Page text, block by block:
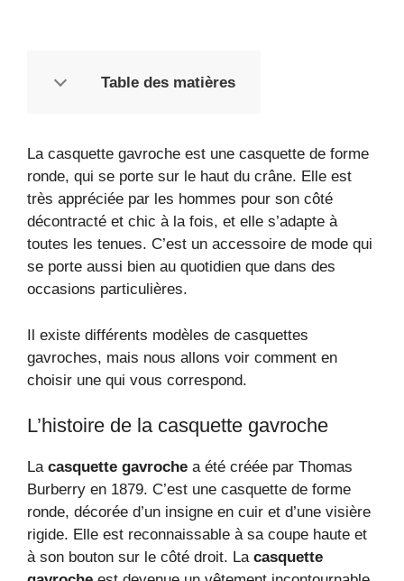
Table des matières
La casquette gavroche est une casquette de forme
ronde, qui se porte sur le haut du crâne. Elle est
très appréciée par les hommes pour son côté
décontracté et chic à la fois, et elle s’adapte à
toutes les tenues. C’est un accessoire de mode qui
se porte aussi bien au quotidien que dans des
occasions particulières.
Il existe différents modèles de casquettes
gavroches, mais nous allons voir comment en
choisir une qui vous correspond.
L’histoire de la casquette gavroche
La casquette gavroche a été créée par Thomas
Burberry en 1879. C’est une casquette de forme
ronde, décorée d’un insigne en cuir et d’une visière
rigide. Elle est reconnaissable à sa coupe haute et
à son bouton sur le côté droit. La casquette